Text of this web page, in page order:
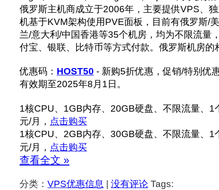
俄罗斯主机商成立于2006年，主要提供VPS、
机基于KVM架构使用PVE面板，目前有俄罗斯/
兰/意大利/中国香港等35个机房，均为不限流量
付宝、银联、比特币等方式付款。俄罗斯机房的
优惠码： HOST50 - 新购5折优惠，促销/特别优
有效期至2025年8月1日。
1核CPU、1GB内存、20GB硬盘、不限流量、1
元/月， 点击购买
1核CPU、2GB内存、30GB硬盘、不限流量、1
元/月， 点击购买
查看全文 »
分类： VPS优惠信息 没有评论 Tags: